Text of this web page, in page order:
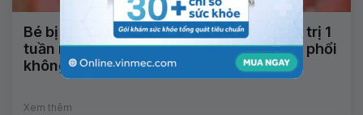
Bé bị viêm họng cấp đã uống thuốc điều trị 1
tuần nhưng không đỡ có ảnh hưởng đến phổi
không?
Xem thêm